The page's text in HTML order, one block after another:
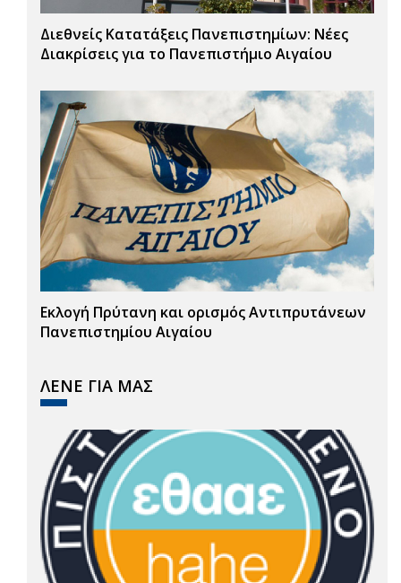
Διεθνείς Κατατάξεις Πανεπιστημίων: Νέες
Διακρίσεις για το Πανεπιστήμιο Αιγαίου
Εκλογή Πρύτανη και ορισμός Αντιπρυτάνεων
Πανεπιστημίου Αιγαίου
ΛΕΝΕ ΓΙΑ ΜΑΣ